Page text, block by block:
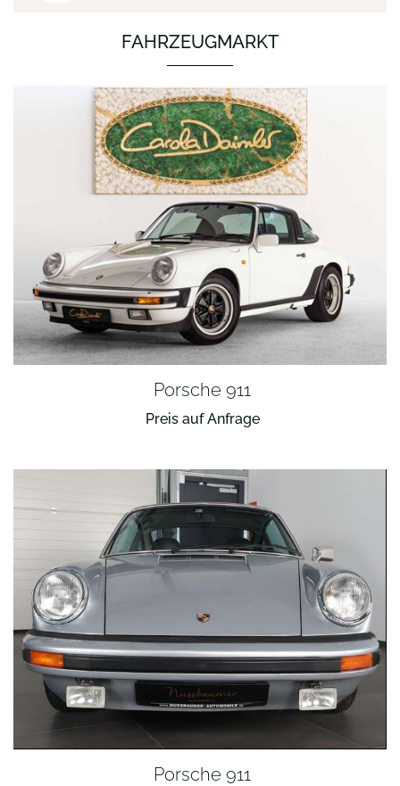
FAHRZEUGMARKT
Porsche 911
Preis auf Anfrage
Porsche 911